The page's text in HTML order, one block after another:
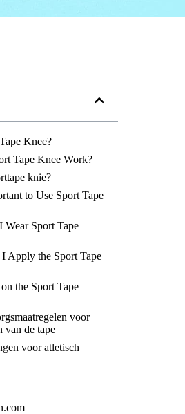
Knee?
Tape Knee Work?
knie?
to Use Sport Tape
Wear Sport Tape
Apply the Sport Tape
the Sport Tape
voor
van de tape
voor atletisch